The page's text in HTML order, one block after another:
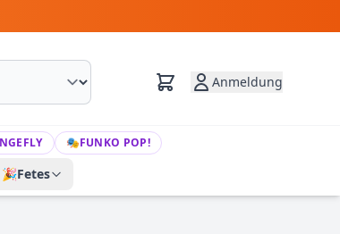
Anmeldung
🎭FUNKO POP!
🎉Fetes